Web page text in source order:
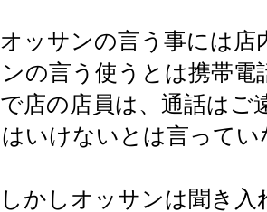
オッサンの言う事には店
の言う使うとは携帯
店の店員は、通話はご
いけないとは言ってい
しかしオッサンは聞き